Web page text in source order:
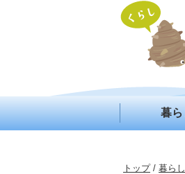
暮
現
トップ/ 暮ら